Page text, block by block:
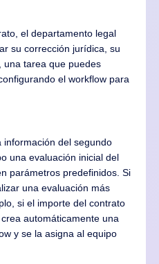
el departamento legal
su corrección jurídica, su
una tarea que puedes
el workflow para
información del segundo
una evaluación inicial del
parámetros predefinidos. Si
una evaluación más
si el importe del contrato
automáticamente una
y se la asigna al equipo